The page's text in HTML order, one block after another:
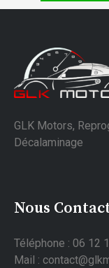
GLK Motors,
Décalaminage
Nous
Téléphone : 06 12
Mail :